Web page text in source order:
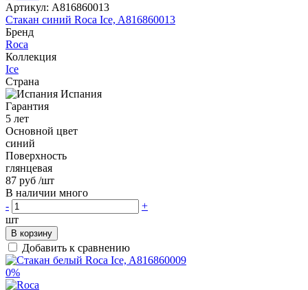
Артикул: A816860013
Стакан синий Roca Ice, A816860013
Бренд
Roca
Коллекция
Ice
Страна
Испания
Гарантия
5 лет
Основной цвет
синий
Поверхность
глянцевая
87 руб /шт
В наличии много
-
+
шт
В корзину
Добавить к сравнению
0%